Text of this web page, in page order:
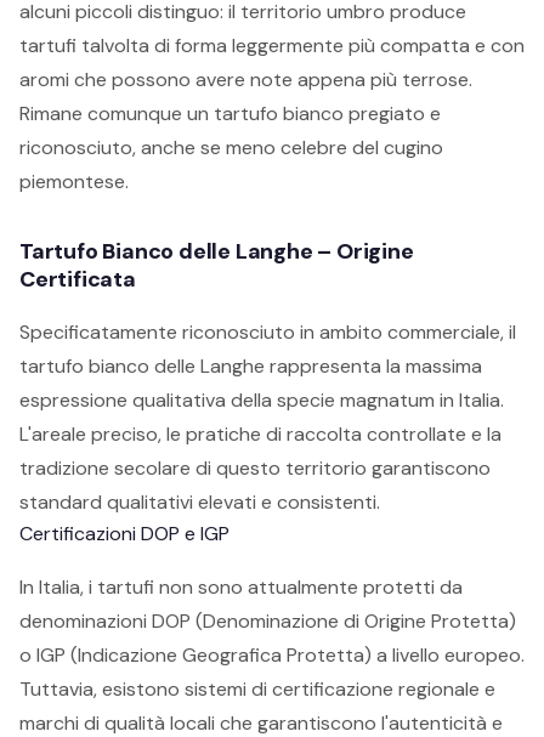
alcuni piccoli distinguo: il territorio umbro produce
tartufi talvolta di forma leggermente più compatta e con
aromi che possono avere note appena più terrose.
Rimane comunque un tartufo bianco pregiato e
riconosciuto, anche se meno celebre del cugino
piemontese.
Tartufo Bianco delle Langhe – Origine
Certificata
Specificatamente riconosciuto in ambito commerciale, il
tartufo bianco delle Langhe rappresenta la massima
espressione qualitativa della specie magnatum in Italia.
L'areale preciso, le pratiche di raccolta controllate e la
tradizione secolare di questo territorio garantiscono
standard qualitativi elevati e consistenti.
Certificazioni DOP e IGP
In Italia, i tartufi non sono attualmente protetti da
denominazioni DOP (Denominazione di Origine Protetta)
o IGP (Indicazione Geografica Protetta) a livello europeo.
Tuttavia, esistono sistemi di certificazione regionale e
marchi di qualità locali che garantiscono l'autenticità e